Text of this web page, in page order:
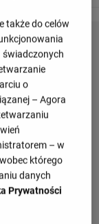
także do celów
świadczonych
o
– Agora
– w
którego
danych
Prywatności